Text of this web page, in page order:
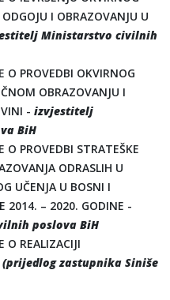
I OBRAZOVANJU U
Ministarstvo civilnih
O PROVEDBI OKVIRNOG
OBRAZOVANJU I
- izvjestitelj
BiH
O PROVEDBI STRATEŠKE
ODRASLIH U
UČENJA U BOSNI I
2014. – 2020. GODINE -
poslova BiH
O REALIZACIJI
(prijedlog zastupnika Siniše